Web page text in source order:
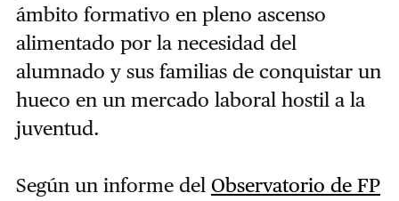
ámbito formativo en pleno ascenso
alimentado por la necesidad del
alumnado y sus familias de conquistar un
hueco en un mercado laboral hostil a la
juventud.
Según un informe del Observatorio de FP